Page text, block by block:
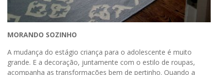
MORANDO SOZINHO
A mudança do estágio criança para o adolescente é muito
grande. E a decoração, juntamente com o estilo de roupas,
acompanha as transformações bem de pertinho. Quando a